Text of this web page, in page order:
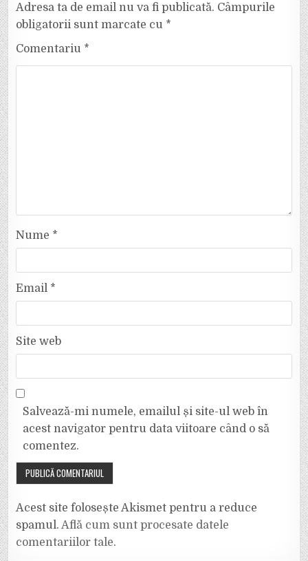
Adresa ta de email nu va fi publicată. Câmpurile
obligatorii sunt marcate cu *
Comentariu *
Nume *
Email *
Site web
Salvează-mi numele, emailul și site-ul web în
acest navigator pentru data viitoare când o să
comentez.
Acest site folosește Akismet pentru a reduce
spamul.Află cum sunt procesate datele
comentariilor tale.